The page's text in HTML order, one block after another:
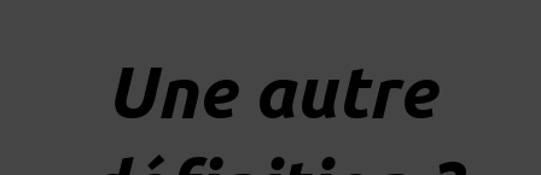
Une autre